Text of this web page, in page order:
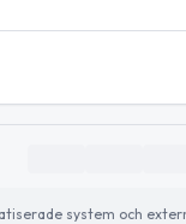
system och